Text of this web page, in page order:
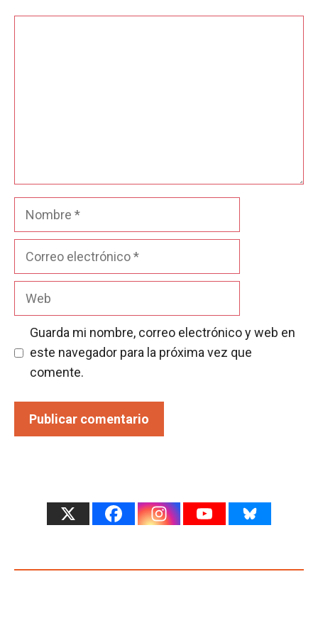
Nombre
Guarda mi nombre, correo electrónico y web en
este navegador para la próxima vez que
comente.